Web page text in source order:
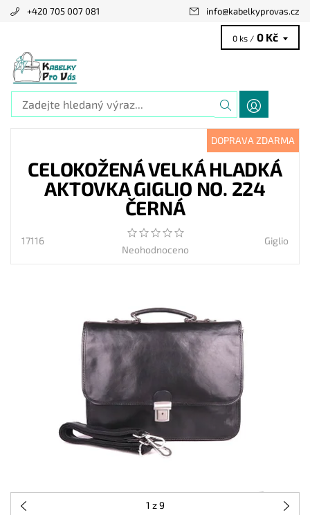
+420 705 007 081 info@kabelkyprovas.cz
0 ks / 0 Kč
DOPRAVA ZDARMA
CELOKOŽENÁ VELKÁ HLADKÁ
AKTOVKA GIGLIO NO. 224
ČERNÁ
17116
Neohodnoceno
Giglio
1 z 9